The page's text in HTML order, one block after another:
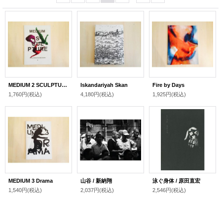
MEDIUM 2 SCULPTURE
1,760円(税込)
Iskandariyah Skan
4,180円(税込)
Fire by Days
1,925円(税込)
MEDIUM 3 Drama
1,540円(税込)
山谷 / 新納翔
2,037円(税込)
泳ぐ身体 / 原田直宏
2,546円(税込)